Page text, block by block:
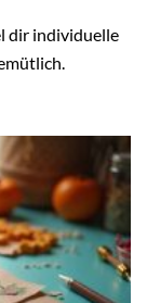
dir individuelle